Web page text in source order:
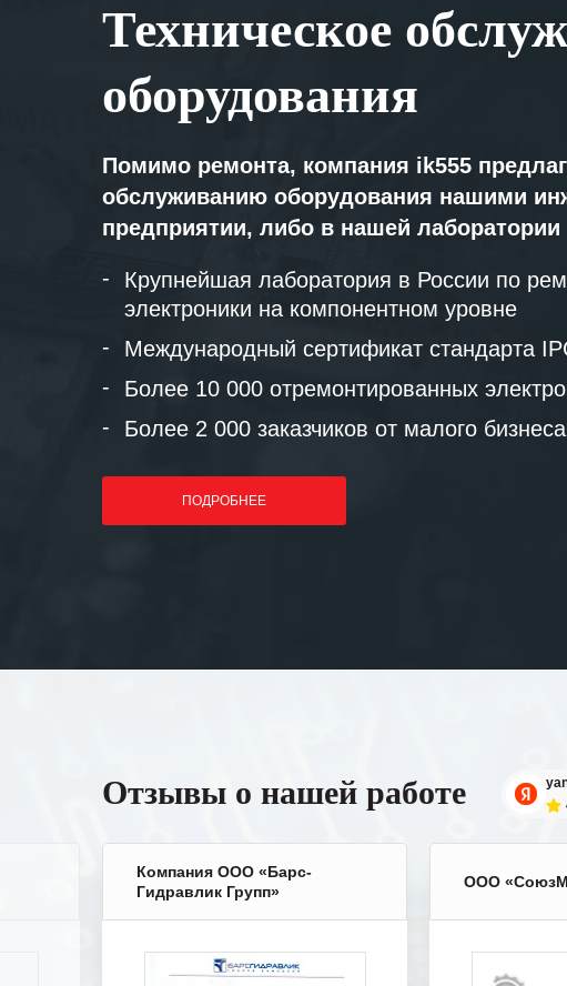
Техническое
оборудования
Помимо ремонта, компания ik555
обслуживанию оборудования нашими
предприятии, либо в нашей лаборатории
Крупнейшая лаборатория в России по
электроники на компонентном уровне
Международный сертификат стандарта
Более 10 000 отремонтированных
Более 2 000 заказчиков от малого
ПОДРОБНЕЕ
Отзывы о нашей работе
Компания ООО «Барс-
Гидравлик Групп»
ООО